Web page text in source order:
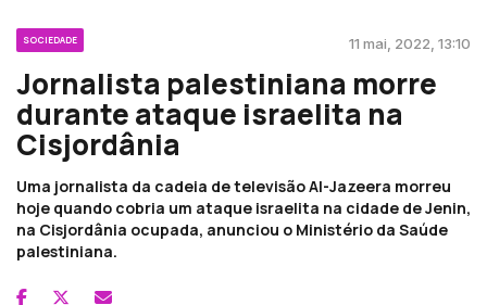
SOCIEDADE 11 mai, 2022, 13:10
Jornalista palestiniana morre
durante ataque israelita na
Cisjordânia
Uma jornalista da cadeia de televisão Al-Jazeera morreu
hoje quando cobria um ataque israelita na cidade de Jenin,
na Cisjordânia ocupada, anunciou o Ministério da Saúde
palestiniana.